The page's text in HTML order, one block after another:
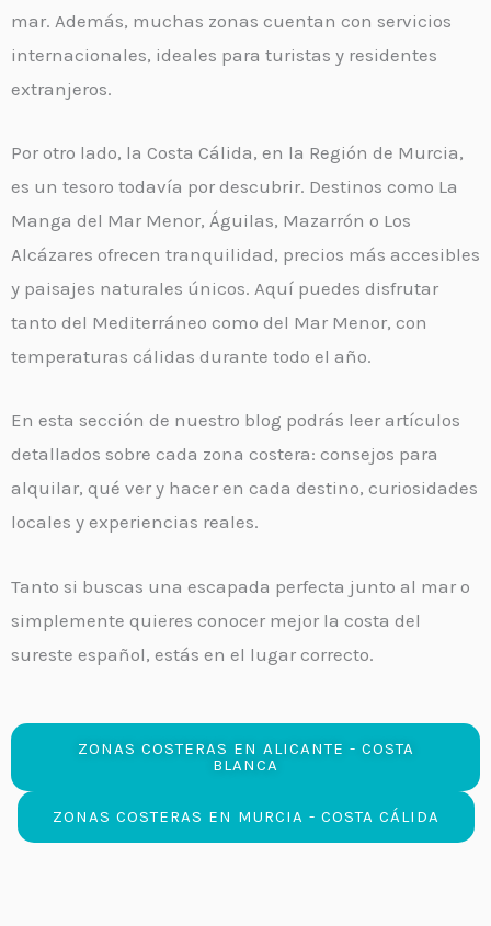
mar. Además, muchas zonas cuentan con servicios
internacionales, ideales para turistas y residentes
extranjeros.
Por otro lado, la Costa Cálida, en la Región de Murcia,
es un tesoro todavía por descubrir. Destinos como La
Manga del Mar Menor, Águilas, Mazarrón o Los
Alcázares ofrecen tranquilidad, precios más accesibles
y paisajes naturales únicos. Aquí puedes disfrutar
tanto del Mediterráneo como del Mar Menor, con
temperaturas cálidas durante todo el año.
En esta sección de nuestro blog podrás leer artículos
detallados sobre cada zona costera: consejos para
alquilar, qué ver y hacer en cada destino, curiosidades
locales y experiencias reales.
Tanto si buscas una escapada perfecta junto al mar o
simplemente quieres conocer mejor la costa del
sureste español, estás en el lugar correcto.
ZONAS COSTERAS EN ALICANTE - COSTA
BLANCA
ZONAS COSTERAS EN MURCIA - COSTA CÁLIDA